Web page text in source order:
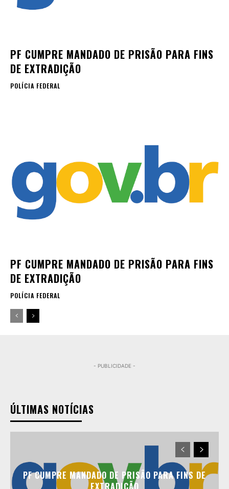
PF CUMPRE MANDADO DE PRISÃO PARA FINS
DE EXTRADIÇÃO
POLÍCIA FEDERAL
PF CUMPRE MANDADO DE PRISÃO PARA FINS
DE EXTRADIÇÃO
POLÍCIA FEDERAL
- PUBLICIDADE -
ÚLTIMAS NOTÍCIAS
PF CUMPRE MANDADO DE PRISÃO PARA FINS DE